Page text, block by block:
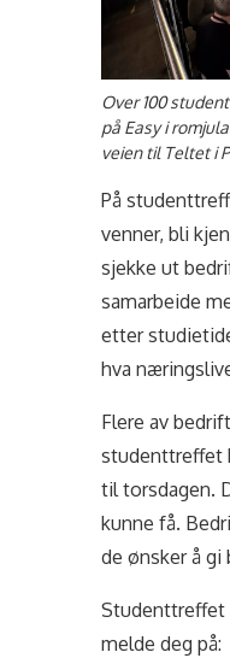
Over 100
på Easy i
veien til Teltet i
På
venner, bli
sjekke ut
samarbeide
etter
hva
Flere av
studenttreffet
til torsdagen.
kunne få.
de ønsker å
Studenttreffet
melde deg på: